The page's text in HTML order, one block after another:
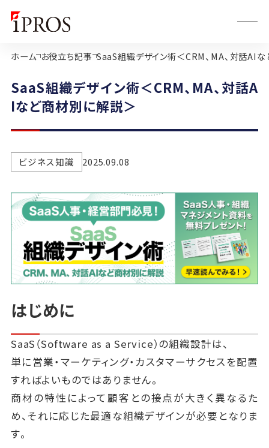
ホーム お役立ち記事 SaaS組織デザイン術＜CRM、MA、対話AI
SaaS組織デザイン術＜CRM、MA、対話A
Iなど商材別に解説＞
ビジネス知識 2025.09.08
はじめに
SaaS（Software as a Service）の組織設計は、
単に営業・マーケティング・カスタマーサクセスを配置
すればよいものではありません。
商材の特性によって顧客との接点が大きく異なるた
め、それに応じた最適な組織デザインが必要となりま
す。